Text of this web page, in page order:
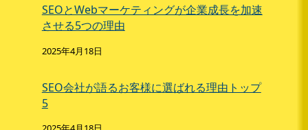
SEOとWebマーケティングが企業成長を加速
させる5つの理由
2025年4月18日
SEO会社が語るお客様に選ばれる理由トップ
5